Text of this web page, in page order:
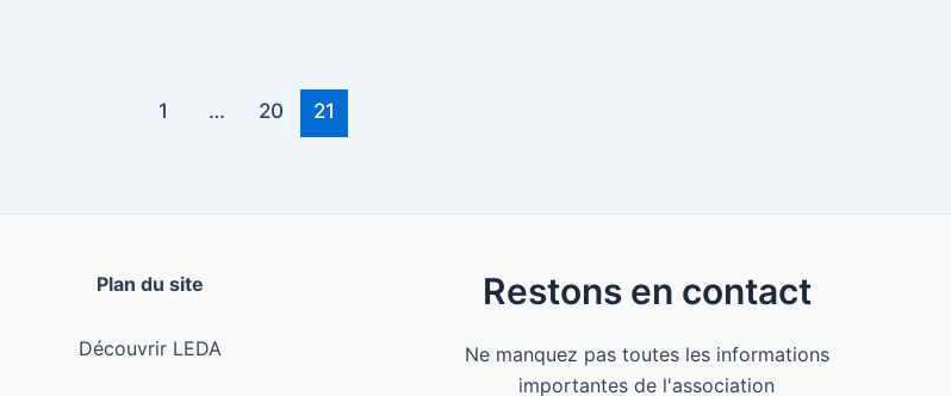
1 … 20 21
Plan du site
Découvrir LEDA
Restons en contact
Ne manquez pas toutes les informations
importantes de l'association